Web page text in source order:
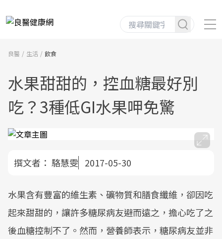
良醫 生活 飲食
水果甜甜的，控血糖最好別
吃？3種低GI水果呷免驚
撰文者： 駱慧雯 2017-05-30
水果含有豐富的維生素、礦物質和膳食纖維，卻因吃
起來甜甜的，讓許多糖尿病友避而遠之，擔心吃了之
後血糖控制不了。然而，營養師表示，糖尿病友並非